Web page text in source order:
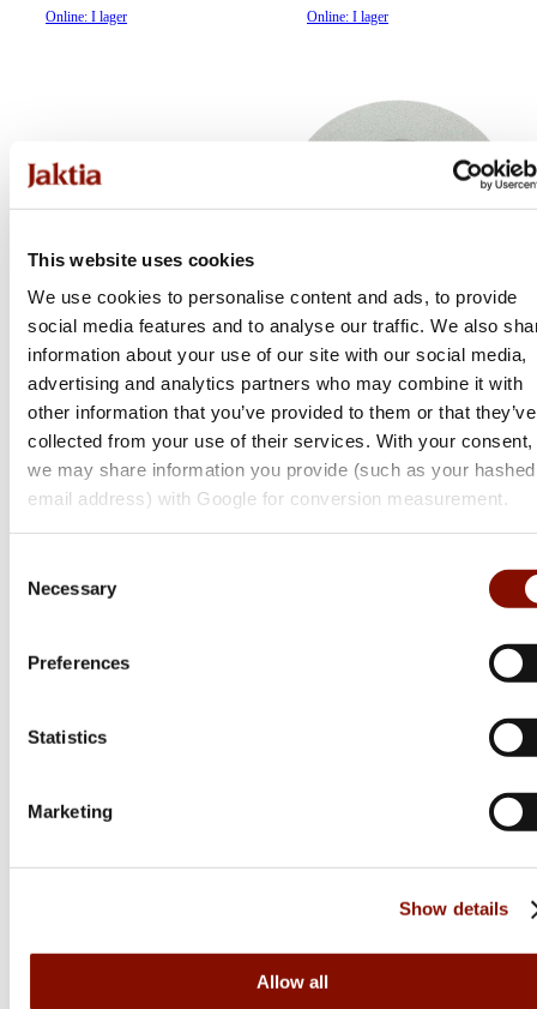
This website uses cookies
We use cookies to personalise content and ads, to provide
social media features and to analyse our traffic. We also
information about your use of our site with our social media,
advertising and analytics partners who may combine it with
other information that you’ve provided to them or that they’ve
collected from your use of their services. With your consent,
we may share information you provide (such as your hashed
email address) with Google for conversion measurement.
Selection
Necessary
Preferences
Statistics
Marketing
Show details
Allow all
Online: I lager Online: I lager
Tormek
Saxjigg
Medlemspris
Från 599 kr 705 kr
Online: Få i lager
Tormek
Originalslipsten
Medlemspris
Från 899 kr1 137 kr
Online: I lager